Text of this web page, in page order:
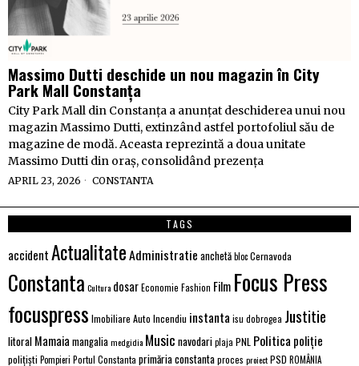
Massimo Dutti deschide un nou magazin în City
Park Mall Constanța
City Park Mall din Constanța a anunțat deschiderea unui nou
magazin Massimo Dutti, extinzând astfel portofoliul său de
magazine de modă. Aceasta reprezintă a doua unitate
Massimo Dutti din oraș, consolidând prezența
APRIL 23, 2026 CONSTANTA
TAGS
accidentActualitateAdministratie anchetăblocCernavoda
Constanta Cultura dosarEconomie Fashion Film Focus Press
focuspress Imobiliare Auto Incendiu instanta isu dobrogea Justitie
litoral Mamaia mangaliamedgidia Music navodariplaja PNL Politica poliție
polițiști Pompieri Portul Constanta primăria constantaproces proiectPSD ROMÂNIA